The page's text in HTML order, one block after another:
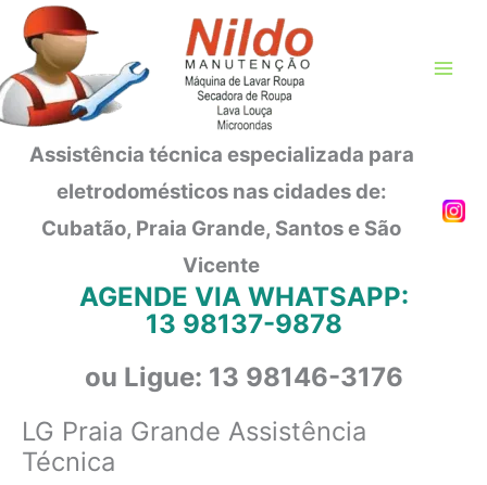
para
conteúdo
Assistência técnica especializada para
eletrodomésticos nas cidades de:
Cubatão, Praia Grande, Santos e São
Vicente
AGENDE VIA WHATSAPP:
13 98137-9878
ou Ligue: 13 98146-3176
LG Praia Grande Assistência
Técnica